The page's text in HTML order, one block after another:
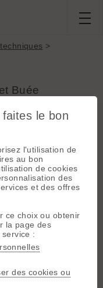
>
Buée
Archives
19:14
à la montée même
mais moyennement
transpirer? Pour
qu'en fin :-)
le bon
l'utilisation de
au bon
de cookies
des
et des offres
ce choix ou obtenir
la page des
:
des cookies ou